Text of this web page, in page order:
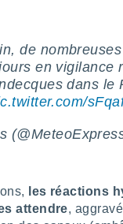
de
en vigilance
dans le
les réactions
attendre,